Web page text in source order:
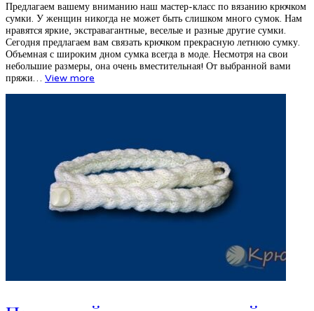
Предлагаем вашему вниманию наш мастер-класс по вязанию крючком
сумки. У женщин никогда не может быть слишком много сумок. Нам
нравятся яркие, экстравагантные, веселые и разные другие сумки.
Сегодня предлагаем вам связать крючком прекрасную летнюю сумку.
Объемная с широким дном сумка всегда в моде. Несмотря на свои
небольшие размеры, она очень вместительная! От выбранной вами
пряжи… View more